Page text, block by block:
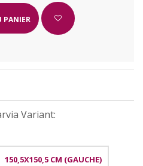
PANIER
Variant:
150,5X150,5 CM (GAUCHE)